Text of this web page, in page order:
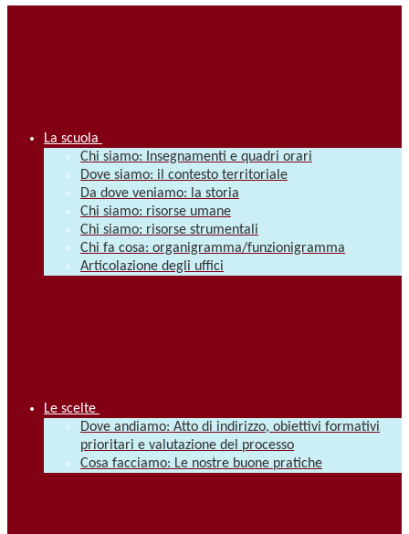
La scuola
Chi siamo: Insegnamenti e quadri orari
Dove siamo: il contesto territoriale
Da dove veniamo: la storia
Chi siamo: risorse umane
Chi siamo: risorse strumentali
Chi fa cosa: organigramma/funzionigramma
Articolazione degli uffici
Le scelte
Dove andiamo: Atto di indirizzo, obiettivi formativi
prioritari e valutazione del processo
Cosa facciamo: Le nostre buone pratiche